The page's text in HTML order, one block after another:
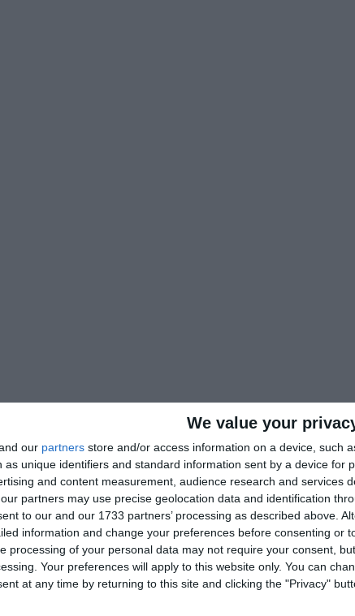
We value your
our partners store and/or access information on a device, such
as unique identifiers and standard information sent by a device for
and content measurement, audience research and services
partners may use precise geolocation data and identification
to our and our 1733 partners’ processing as described above.
information and change your preferences before consenting or
processing of your personal data may not require your consent,
Your preferences will apply to this website only. You can
at any time by returning to this site and clicking the "Privacy"